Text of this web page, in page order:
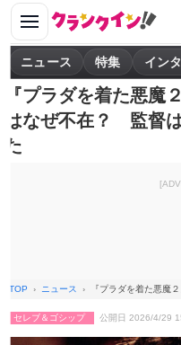
ニュース 特集 イン
『プラダを着た悪魔
はなぜ不在？ 監督
た
TOP ニュース 『プラダを着た悪魔
セレブ＆ゴシップ 公開日 2026/4/29